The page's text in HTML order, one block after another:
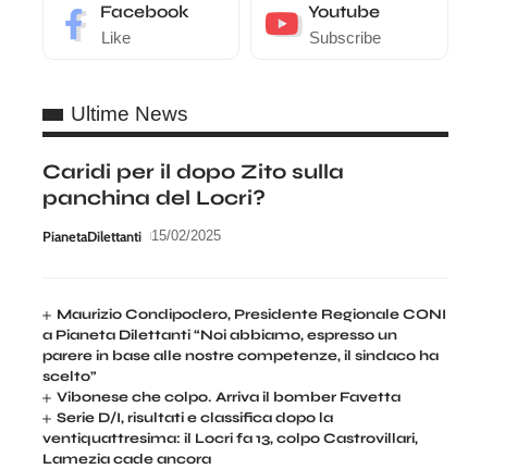
Facebook
Like
Youtube
Subscribe
Ultime News
Caridi per il dopo Zito sulla
panchina del Locri?
PianetaDilettanti 15/02/2025
Maurizio Condipodero, Presidente Regionale CONI
a Pianeta Dilettanti “Noi abbiamo, espresso un
parere in base alle nostre competenze, il sindaco ha
scelto”
Vibonese che colpo. Arriva il bomber Favetta
Serie D/I, risultati e classifica dopo la
ventiquattresima: il Locri fa 13, colpo Castrovillari,
Lamezia cade ancora